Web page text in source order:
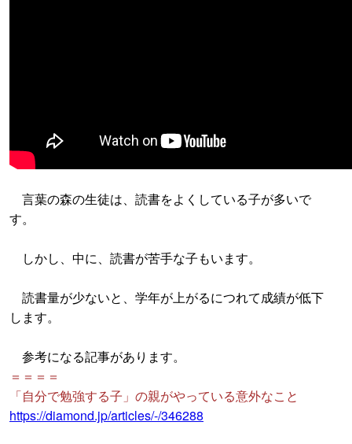
言葉の森の生徒は、読書をよくしている子が多いで
す。
しかし、中に、読書が苦手な子もいます。
読書量が少ないと、学年が上がるにつれて成績が低下
します。
参考になる記事があります。
＝＝＝＝
「自分で勉強する子」の親がやっている意外なこと
https://diamond.jp/articles/-/346288